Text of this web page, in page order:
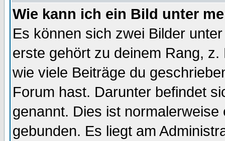
Wie kann ich ein Bild unter
Es können sich zwei Bilder
erste gehört zu deinem Rang,
wie viele Beiträge du
Forum hast. Darunter befindet
genannt. Dies ist
gebunden. Es liegt am